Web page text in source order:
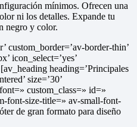
mínimos. Ofrecen una
ni los detalles. Expande tu
negro y color.
custom_border=’av-border-thin’
icon_select=’yes’
heading=’Principales
size=’30’
custom_class=» id=»
font-size-title=» av-small-font-
de gran formato para diseño